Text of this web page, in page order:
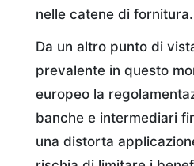
nelle catene di fornitura.
Da un altro punto di
prevalente in questo
europeo la
banche e intermediari
una distorta